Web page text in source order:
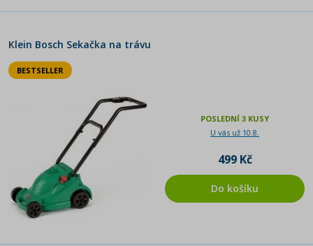
Klein Bosch Sekačka na trávu
BESTSELLER
POSLEDNÍ 3 KUSY
U vás už 10.8.
499 Kč
Do košíku